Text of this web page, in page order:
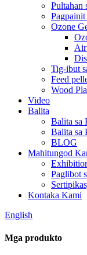
Pultahan
Ozone
Tig-ibut
Feed
Wood
Video
Balita
Balita sa
Balita sa
BLOG
Mahitungod
Paglibot
Kontaka Kami
English
Mga produkto